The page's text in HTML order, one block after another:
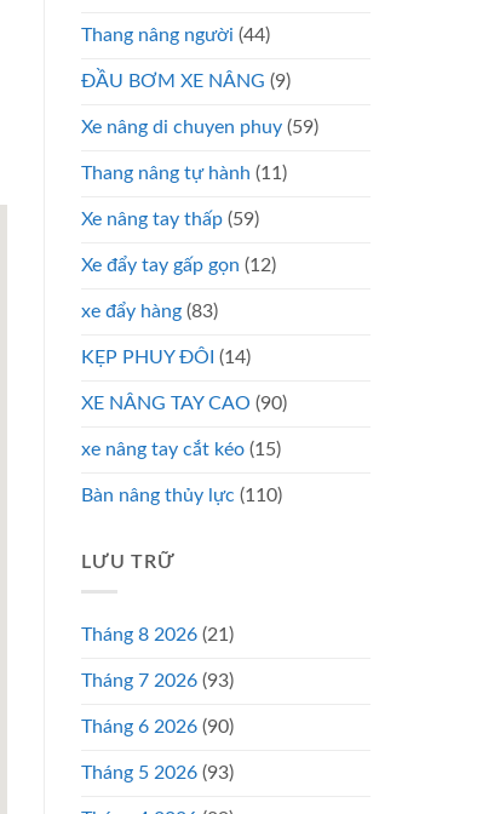
Thang nâng người (44)
ĐẦU BƠM XE NÂNG (9)
Xe nâng di chuyen phuy (59)
Thang nâng tự hành (11)
Xe nâng tay thấp (59)
Xe đẩy tay gấp gọn (12)
xe đẩy hàng (83)
KẸP PHUY ĐÔI (14)
XE NÂNG TAY CAO (90)
xe nâng tay cắt kéo (15)
Bàn nâng thủy lực (110)
LƯU TRỮ
Tháng 8 2026 (21)
Tháng 7 2026 (93)
Tháng 6 2026 (90)
Tháng 5 2026 (93)